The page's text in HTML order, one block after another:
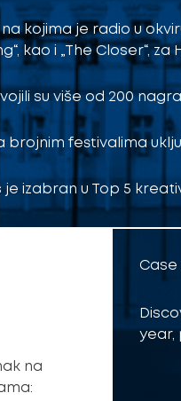
kojima je radio u
kao i „The Closer“, za
su više od 200
brojnim festivalima
je izabran u Top 5
na
Case
year,